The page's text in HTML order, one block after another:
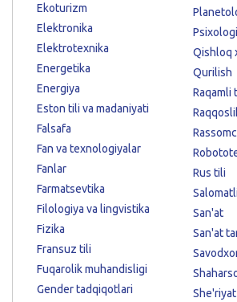
Ekoturizm
Elektronika
Elektrotexnika
Energetika
Energiya
Eston tili va madaniyati
Falsafa
Fan va texnologiyalar
Fanlar
Farmatsevtika
Filologiya va lingvistika
Fizika
Fransuz tili
Fuqarolik muhandisligi
Gender tadqiqotlari
Qishloq
Qurilish
Raqamli
Rus tili
San'at
San'at
She'riyat